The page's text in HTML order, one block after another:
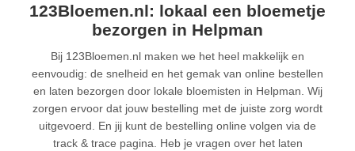
123Bloemen.nl: lokaal een bloemetje
bezorgen in Helpman
Bij 123Bloemen.nl maken we het heel makkelijk en
eenvoudig: de snelheid en het gemak van online bestellen
en laten bezorgen door lokale bloemisten in Helpman. Wij
zorgen ervoor dat jouw bestelling met de juiste zorg wordt
uitgevoerd. En jij kunt de bestelling online volgen via de
track & trace pagina. Heb je vragen over het laten